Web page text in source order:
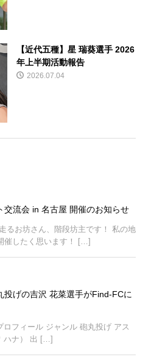
【近代五種】星 瑞葵選手 2026
年上半期活動報告
2026.07.04
交流会 in 名古屋 開催のお知らせ
るお坊さん、階段坊主です！ 私の地
催したく思います！ […]
投げの吉沢 花菜選手がFind-FCに
フィール ジャンル 砲丸投げ アス
ハナ） 出 […]